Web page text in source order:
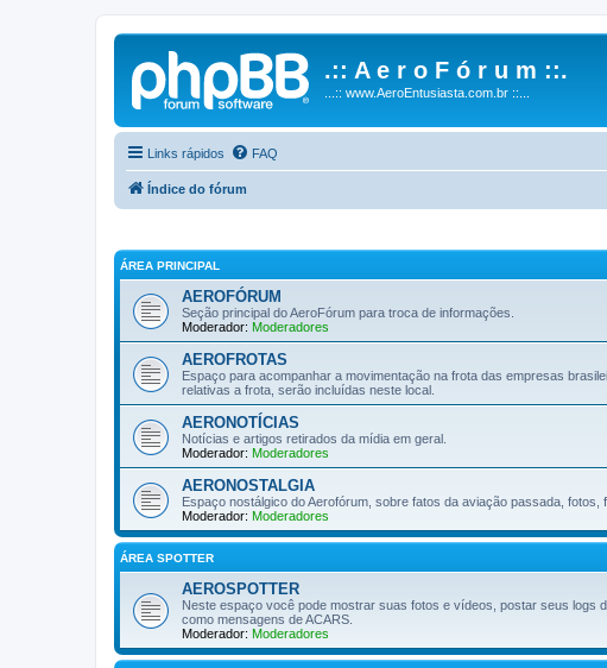
.:: A e r o F ó r u m ::.
...:: www.AeroEntusiasta.com.br ::...
Links rápidos FAQ
Índice do fórum
ÁREA PRINCIPAL
AEROFÓRUM
Seção principal do AeroFórum para troca de informações.
Moderador: Moderadores
AEROFROTAS
Espaço para acompanhar a movimentação na frota das empresas
relativas a frota, serão incluídas neste local.
AERONOTÍCIAS
Notícias e artigos retirados da mídia em geral.
Moderador: Moderadores
AERONOSTALGIA
Espaço nostálgico do Aerofórum, sobre fatos da aviação passada, fotos,
Moderador: Moderadores
ÁREA SPOTTER
AEROSPOTTER
Neste espaço você pode mostrar suas fotos e vídeos, postar seus logs
como mensagens de ACARS.
Moderador: Moderadores